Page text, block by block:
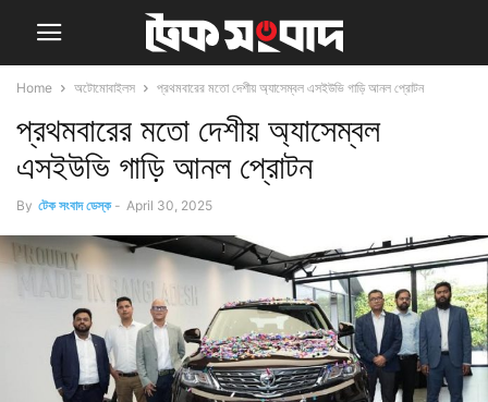
Home অটোমোবাইলস প্রথমবারের মতো দেশীয় অ্যাসেম্বল এসইউভি গাড়ি আনল প্রোটন
প্রথমবারের মতো দেশীয় অ্যাসেম্বল
এসইউভি গাড়ি আনল প্রোটন
By টেক সংবাদ ডেস্ক - April 30, 2025